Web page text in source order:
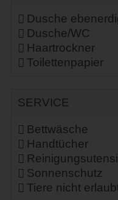
Dusche
Dusche/WC
Haartrockner
Toilettenpapier
SERVICE
Bettwäsche
Handtücher
Sonnenschutz
Tiere nicht